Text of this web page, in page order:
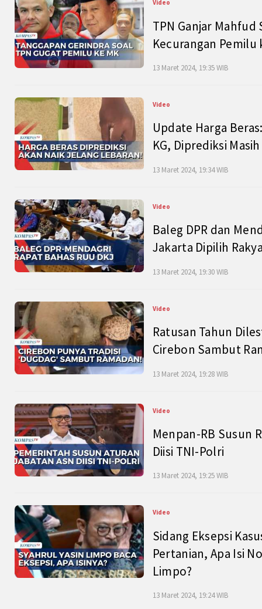
Video
TPN Ganjar Mahfud
Kecurangan Pemilu
13 Maret 2024, 19:35 WIB
Video
Update Harga
KG, Diprediksi
13 Maret 2024, 19:34 WIB
Video
Baleg DPR dan
Jakarta Dipilih
13 Maret 2024, 19:30 WIB
Video
Ratusan Tahun
Cirebon Sambut
13 Maret 2024, 19:28 WIB
Video
Menpan-RB Susun
Diisi TNI-Polri
13 Maret 2024, 19:25 WIB
Video
Sidang Eksepsi
Pertanian, Apa Isi
Limpo?
13 Maret 2024, 19:24 WIB